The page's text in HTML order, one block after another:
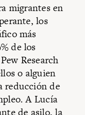
migrantes en
los
más
de los
Research
o alguien
reducción de
A Lucía
de asilo, la